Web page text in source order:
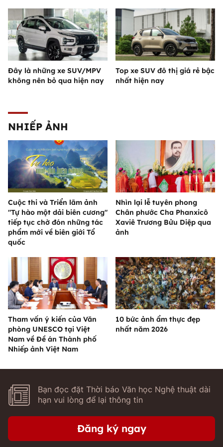
Đây là những xe SUV/MPV
không nên bỏ qua hiện nay
Top xe SUV đô thị giá rẻ bậc
nhất hiện nay
NHIẾP ẢNH
Cuộc thi và Triển lãm ảnh
"Tự hào một dải biên cương"
tiếp tục chờ đón những tác
phẩm mới về biên giới Tổ
quốc
Nhìn lại lễ tuyên phong
Chân phước Cha Phanxicô
Xaviê Trương Bửu Diệp qua
ảnh
Tham vấn ý kiến của Văn
phòng UNESCO tại Việt
Nam về Đề án Thành phố
Nhiếp ảnh Việt Nam
10 bức ảnh ẩm thực đẹp
nhất năm 2026
Bạn đọc đặt Thời báo Văn học Nghệ thuật dài
hạn vui lòng để lại thông tin
Đăng ký ngay